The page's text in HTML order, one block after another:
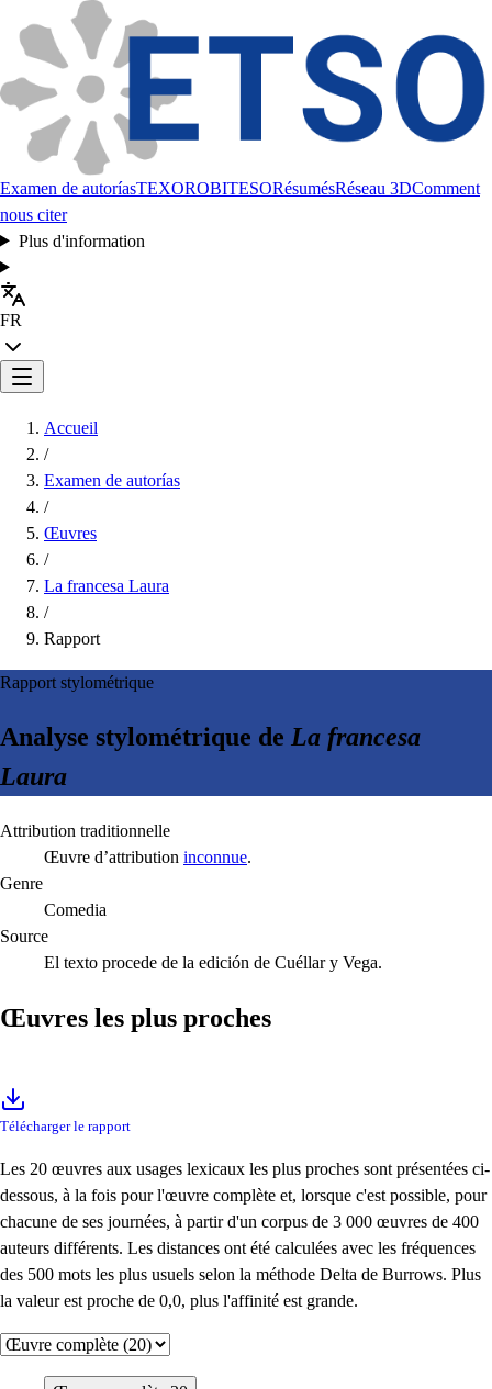
Examen de autoríasTEXOROBITESORésumésRéseau 3DComment
nous citer
Plus d'information
FR
Accueil
/
Examen de autorías
/
Œuvres
/
La francesa Laura
/
Rapport
Rapport stylométrique
Analyse stylométrique de La francesa
Laura
Attribution traditionnelle
Œuvre d’attribution inconnue.
Genre
Comedia
Source
El texto procede de la edición de Cuéllar y Vega.
Œuvres les plus proches
Télécharger le rapport
Les 20 œuvres aux usages lexicaux les plus proches sont présentées ci-
dessous, à la fois pour l'œuvre complète et, lorsque c'est possible, pour
chacune de ses journées, à partir d'un corpus de 3 000 œuvres de 400
auteurs différents. Les distances ont été calculées avec les fréquences
des 500 mots les plus usuels selon la méthode Delta de Burrows. Plus
la valeur est proche de 0,0, plus l'affinité est grande.